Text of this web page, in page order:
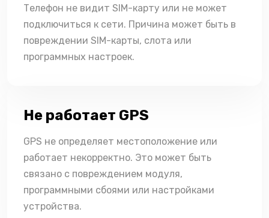
Телефон не видит SIM-карту или не может
подключиться к сети. Причина может быть в
повреждении SIM-карты, слота или
программных настроек.
Не работает GPS
GPS не определяет местоположение или
работает некорректно. Это может быть
связано с повреждением модуля,
программными сбоями или настройками
устройства.